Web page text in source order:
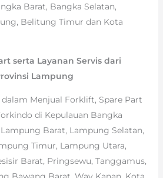
Barat, Bangka Selatan,
Belitung Timur dan Kota
serta Layanan Servis dari
Lampung
Menjual Forklift, Spare Part
di Kepulauan Bangka
Barat, Lampung Selatan,
Timur, Lampung Utara,
Barat, Pringsewu, Tanggamus,